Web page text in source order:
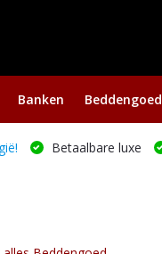
Banken Beddengoed
Betaalbare luxe